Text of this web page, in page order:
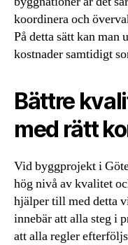
koordinera och
På detta sätt kan
kostnader samtidigt
Bättre
med rätt
Vid byggprojekt i
hög nivå av kvalitet
hjälper till med detta
innebär att alla steg i
att alla regler